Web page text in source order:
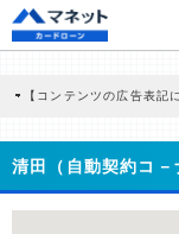
【コンテンツの広告表記
商品を根拠なくPRするも
どに基づき、公平性を担保
>提携企業一覧
清田（自動契約コ－